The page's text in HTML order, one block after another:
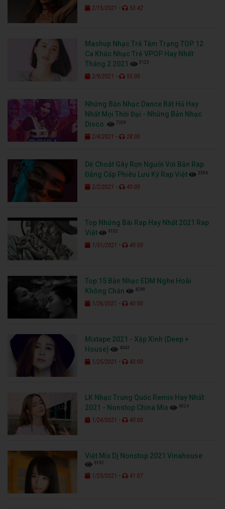
2/15/2021 - 53:42
Mashup Nhạc Trẻ Tâm Trạng TOP 12
Ca Khúc Nhạc Trẻ VPOP Hay Nhất
Tháng 2 2021
5123
2/9/2021 - 55:00
Những Bản Nhạc Dance Bất Hủ Hay
Nhất Mọi Thời Đại - Những Bản Nhạc
Disco
7359
2/4/2021 - 28:00
Dế Choắt Gây Rợn Người Với Bản Rap
Đẳng Cấp Phiêu Lưu Ký Rap Việt
3586
2/2/2021 - 40:00
Top Những Bài Rap Hay Nhất 2021 Rap
Việt
4102
1/31/2021 - 40:00
Top 15 Bản Nhạc EDM Nghe Hoài
Không Chán
4298
1/26/2021 - 40:00
Mixtape 2021 - Xập Xình (Deep +
House)
4643
1/25/2021 - 43:00
LK Nhạc Trung Quốc Remix Hay Nhất
2021 - Nonstop China Mix
6524
1/24/2021 - 40:00
Việt Mix Dj Nonstop 2021 Vinahouse
6192
1/23/2021 - 41:07